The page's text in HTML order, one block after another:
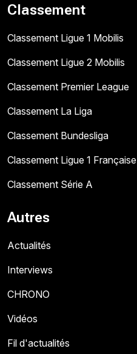
Classement
Classement Ligue 1 Mobilis
Classement Ligue 2 Mobilis
Classement Premier League
Classement La Liga
Classement Bundesliga
Classement Ligue 1 Française
Classement Série A
Autres
Actualités
Interviews
CHRONO
Vidéos
Fil d'actualités